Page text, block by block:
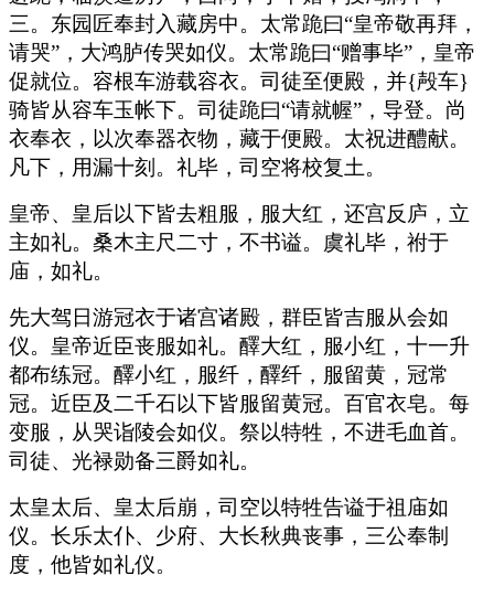
三。东园匠奉封入藏房中。太常跪曰“皇帝敬再拜，
请哭”，大鸿胪传哭如仪。太常跪曰“赠事毕”，皇帝
促就位。容根车游载容衣。司徒至便殿，并{殸车}
骑皆从容车玉帐下。司徒跪曰“请就幄”，导登。尚
衣奉衣，以次奉器衣物，藏于便殿。太祝进醴献。
凡下，用漏十刻。礼毕，司空将校复土。
皇帝、皇后以下皆去粗服，服大红，还宫反庐，立
主如礼。桑木主尺二寸，不书谥。虞礼毕，祔于
庙，如礼。
先大驾日游冠衣于诸宫诸殿，群臣皆吉服从会如
仪。皇帝近臣丧服如礼。醳大红，服小红，十一升
都布练冠。醳小红，服纤，醳纤，服留黄，冠常
冠。近臣及二千石以下皆服留黄冠。百官衣皂。每
变服，从哭诣陵会如仪。祭以特牲，不进毛血首。
司徒、光禄勋备三爵如礼。
太皇太后、皇太后崩，司空以特牲告谥于祖庙如
仪。长乐太仆、少府、大长秋典丧事，三公奉制
度，他皆如礼仪。